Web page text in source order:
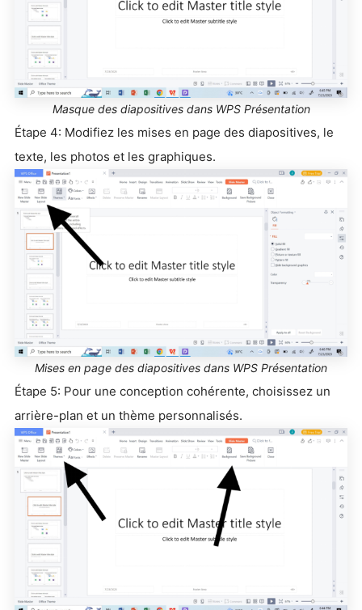
Masque des diapositives dans WPS Présentation
Étape 4: Modifiez les mises en page des diapositives, le
texte, les photos et les graphiques.
Mises en page des diapositives dans WPS Présentation
Étape 5: Pour une conception cohérente, choisissez un
arrière-plan et un thème personnalisés.